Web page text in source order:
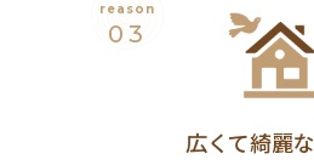
reason
03
広くて綺麗